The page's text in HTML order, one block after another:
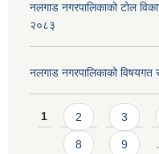
नलगाड नगरपालिकाको टोल
२०८३
नलगाड नगरपालिकाको विषयगत
Pages
1 2 3
8 9